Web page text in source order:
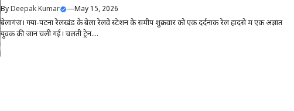
ByDeepak Kumar —May 15, 2026
बेलागंज। गया-पटना रेलखंड के बेला रेलवे स्टेशन के समीप शुक्रवार को एक दर्दनाक रेल हादसे में एक अज्ञात
युवक की जान चली गई। चलती ट्रेन....